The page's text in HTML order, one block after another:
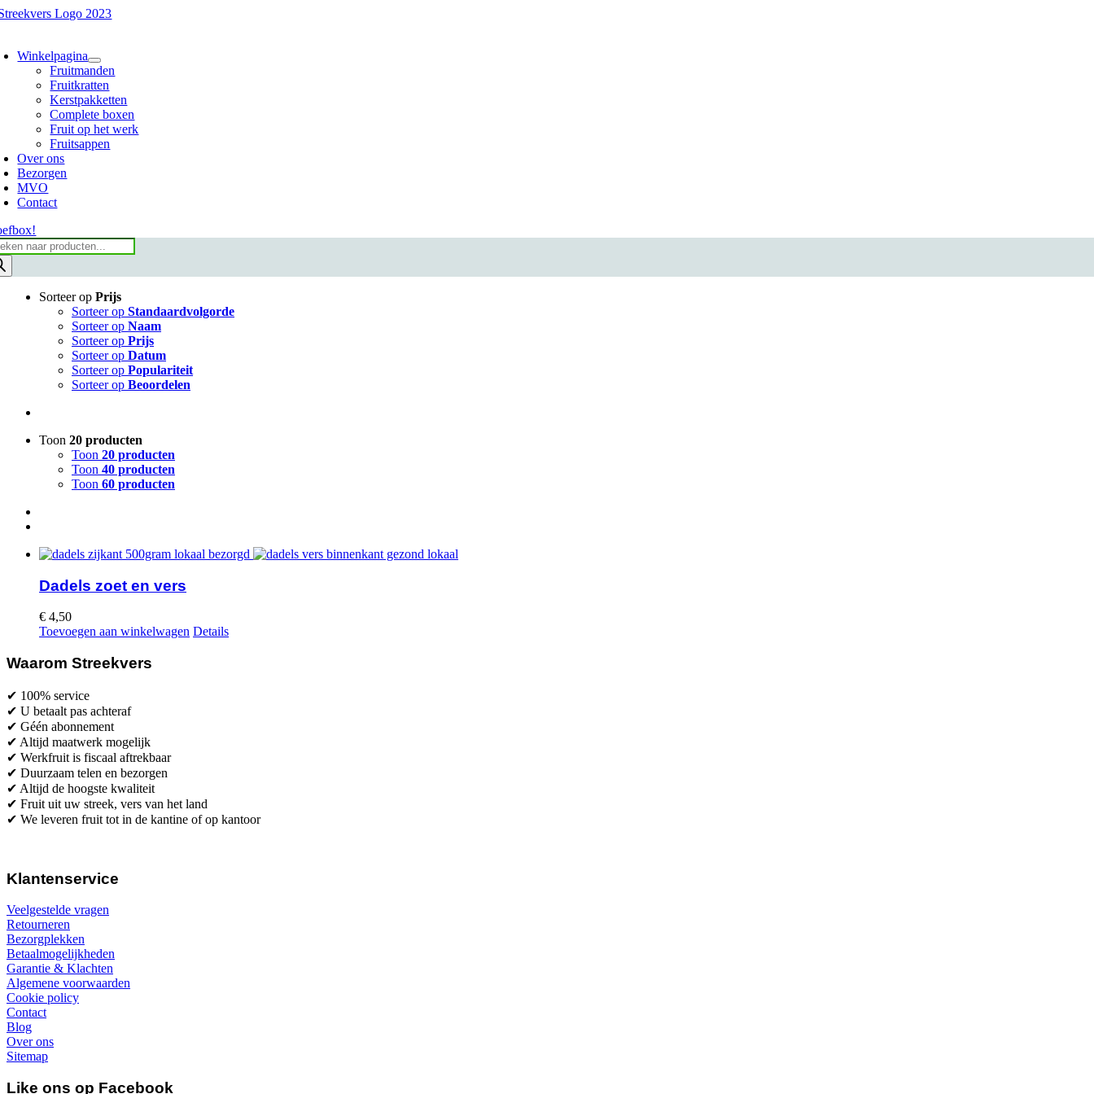
Ga
Winkelpagina
Fruitmanden
Fruitkratten
Kerstpakketten
Complete boxen
Fruit op het werk
Fruitsappen
Over ons
Bezorgen
MVO
Contact
Sorteer op Prijs
Sorteer op Standaardvolgorde
Sorteer op Naam
Sorteer op Prijs
Sorteer op Datum
Sorteer op Populariteit
Sorteer op Beoordelen
Toon 20 producten
Toon 20 producten
Toon 40 producten
Toon 60 producten
Dadels zoet en vers
€ 4,50
Toevoegen aan winkelwagen Details
Waarom Streekvers
✔ 100% service
✔ U betaalt pas achteraf
✔ Géén abonnement
✔ Altijd maatwerk mogelijk
✔ Werkfruit is fiscaal aftrekbaar
✔ Duurzaam telen en bezorgen
✔ Altijd de hoogste kwaliteit
✔ Fruit uit uw streek, vers van het land
✔ We leveren fruit tot in de kantine of op kantoor
Klantenservice
Veelgestelde vragen
Retourneren
Bezorgplekken
Betaalmogelijkheden
Garantie & Klachten
Algemene voorwaarden
Cookie policy
Contact
Blog
Over ons
Sitemap
Like ons op Facebook